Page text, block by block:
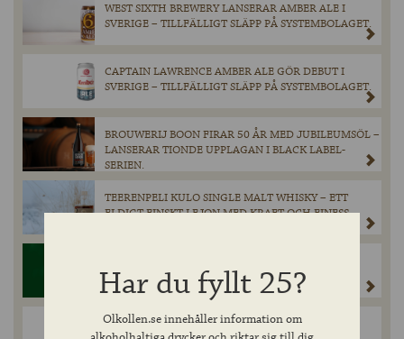
WEST SIXTH BREWERY LANSERAR AMBER ALE I
SVERIGE – TILLFÄLLIGT SLÄPP PÅ SYSTEMBOLAGET.
CAPTAIN LAWRENCE AMBER ALE GÖR DEBUT I
SVERIGE – TILLFÄLLIGT SLÄPP PÅ SYSTEMBOLAGET.
BROUWERIJ BOON FIRAR 50 ÅR MED JUBILEUMSÖL –
LANSERAR TIONDE UPPLAGAN I BLACK LABEL-
SERIEN.
TEERENPELI KULO SINGLE MALT WHISKY – ETT
ELDIGT FINSKT LEJON MED KRAFT OCH FINESS.
PILSENERS UNIKA PLATS I ÖLKULTUREN.
VÄRLDSPREMIÄR FÖR NYA ANCNOC 16YO SKER I
Har du fyllt 25?
Olkollen.se innehåller information om